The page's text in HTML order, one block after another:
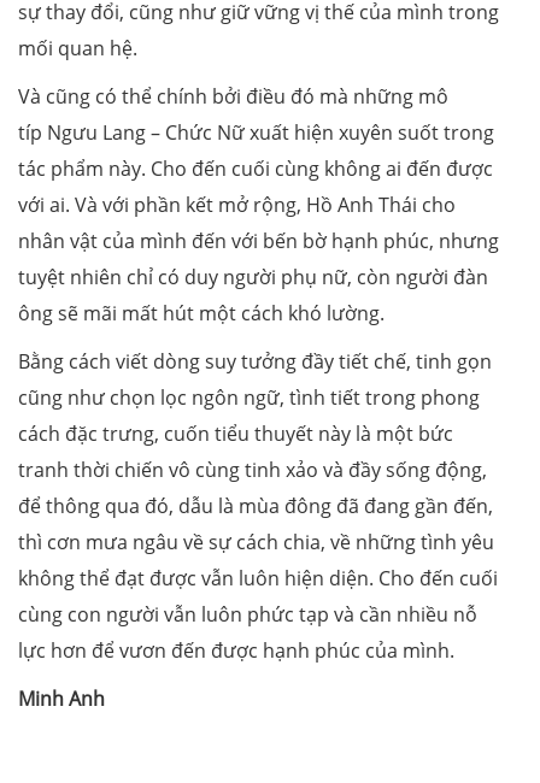
sự thay đổi, cũng như giữ vững vị thế của mình trong
mối quan hệ.
Và cũng có thể chính bởi điều đó mà những mô
típ Ngưu Lang – Chức Nữ xuất hiện xuyên suốt trong
tác phẩm này. Cho đến cuối cùng không ai đến được
với ai. Và với phần kết mở rộng, Hồ Anh Thái cho
nhân vật của mình đến với bến bờ hạnh phúc, nhưng
tuyệt nhiên chỉ có duy người phụ nữ, còn người đàn
ông sẽ mãi mất hút một cách khó lường.
Bằng cách viết dòng suy tưởng đầy tiết chế, tinh gọn
cũng như chọn lọc ngôn ngữ, tình tiết trong phong
cách đặc trưng, cuốn tiểu thuyết này là một bức
tranh thời chiến vô cùng tinh xảo và đầy sống động,
để thông qua đó, dẫu là mùa đông đã đang gần đến,
thì cơn mưa ngâu về sự cách chia, về những tình yêu
không thể đạt được vẫn luôn hiện diện. Cho đến cuối
cùng con người vẫn luôn phức tạp và cần nhiều nỗ
lực hơn để vươn đến được hạnh phúc của mình.
Minh Anh